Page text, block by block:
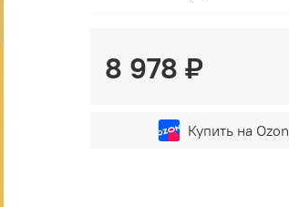
8 978 ₽
Купить на Ozon